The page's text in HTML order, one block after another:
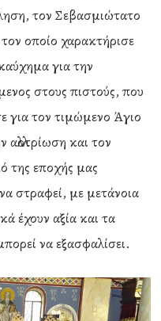
τον Σεβασμιώτατο
οποίο χαρακτήρισε
για την
στους πιστούς, που
για τον τιμώμενο Άγιο
και τον
της εποχής μας
στραφεί, με μετάνοια
έχουν αξία και τα
να εξασφαλίσει.